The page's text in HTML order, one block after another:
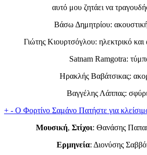
αυτό μου ζητάει να
Βάσω Δημητρίου:
Γιώτης Κιουρτσόγλου: ηλεκτρικό
Satnam Ramgotra:
Ηρακλής Βαβάτσικας:
Βαγγέλης Λάππας:
+ - Ο Φορτίνο Σαμάνο Πατήστε για
Μουσική, Στίχοι: Θανάσης
Ερμηνεία: Διονύσης